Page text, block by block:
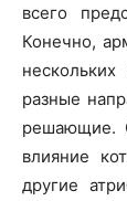
всего
Конечно,
разные
решающие.
влияние
другие